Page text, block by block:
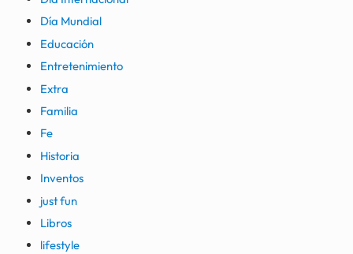
Día Mundial
Educación
Entretenimiento
Extra
Familia
Fe
Historia
Inventos
just fun
Libros
lifestyle